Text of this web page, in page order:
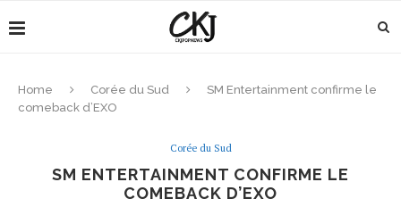
Home Corée du Sud
SM Entertainment confirme le
comeback d’EXO
Corée du Sud
SM ENTERTAINMENT CONFIRME LE
COMEBACK D’EXO